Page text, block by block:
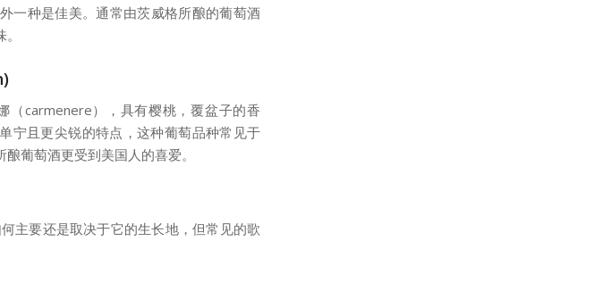
一种是佳美。通常由茨威格所酿的葡萄酒
（carmenere），具有樱桃，覆盆子的香
宁且更尖锐的特点，这种葡萄品种常见于
葡萄酒更受到美国人的喜爱。
主要还是取决于它的生长地，但常见的歌